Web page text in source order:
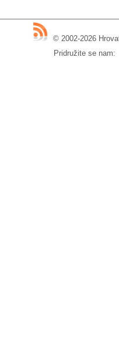
© 2002-2026
Pridružite se nam: